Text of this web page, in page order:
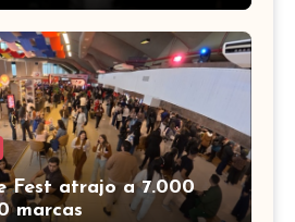
Fest atrajo a 7.000
marcas